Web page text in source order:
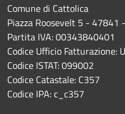
Comune di Cattolica
Piazza Roosevelt 5 - 47841
Partita IVA: 00343840401
Codice Ufficio Fatturazione:
Codice ISTAT: 099002
Codice Catastale: C357
Codice IPA: c_c357